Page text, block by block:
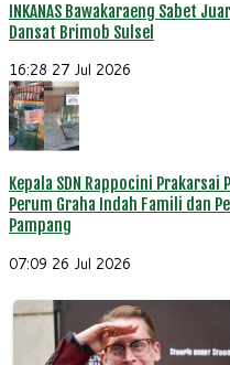
INKANAS Bawakaraeng Sabet
Dansat Brimob Sulsel
16:28 27 Jul 2026
Kepala SDN Rappocini
Perum Graha Indah Famili dan
Pampang
07:09 26 Jul 2026